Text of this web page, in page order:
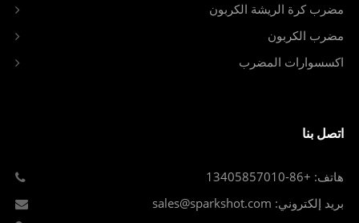
مضرب كرة الريشة الكربون
مضرب الكربون
اكسسوارات المضرب
اتصل بنا
هاتف: +86-13405857010
بريد إلكتروني: sales@sparkshot.com